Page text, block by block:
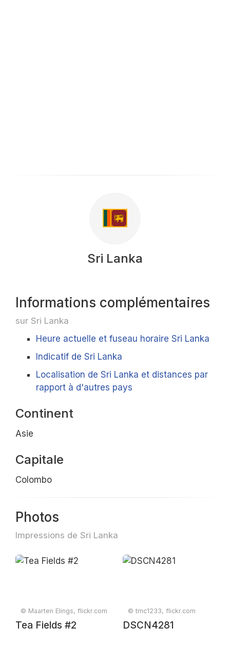
Sri Lanka
Informations complémentaires
sur Sri Lanka
Heure actuelle et fuseau horaire Sri Lanka
Indicatif de Sri Lanka
Localisation de Sri Lanka et distances par
rapport à d'autres pays
Continent
Asie
Capitale
Colombo
Photos
Impressions de Sri Lanka
© Maarten Elings, flickr.com
Tea Fields #2
© tmc1233, flickr.com
DSCN4281